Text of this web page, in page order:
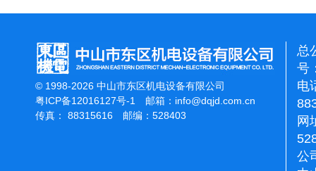
© 1998-2026 中山市东区机电设备有限公司
粤ICP备12016127号-1 邮箱： info@dqjd.com.cn
传真： 88315616 邮编：528403
总
号
电
网
公